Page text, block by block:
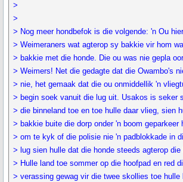
>
>
> Nog meer hondbefok is die volgende: 'n Ou
> Weimeraners wat agterop sy bakkie vir hom
> bakkie met die honde. Die ou was nie gepla
> Weimers! Net die gedagte dat die Owambo's
> nie, het gemaak dat die ou onmiddellik 'n
> begin soek vanuit die lug uit. Usakos is seker
> die binneland toe en toe hulle daar vlieg, sien
> bakkie buite die dorp onder 'n boom
> om te kyk of die polisie nie 'n padblokkade in
> lug sien hulle dat die honde steeds agterop
> Hulle land toe sommer op die hoofpad en red
> verassing gewag vir die twee skollies toe hulle